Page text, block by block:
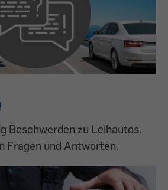
Beschwerden zu Leihautos.
Fragen und Antworten.